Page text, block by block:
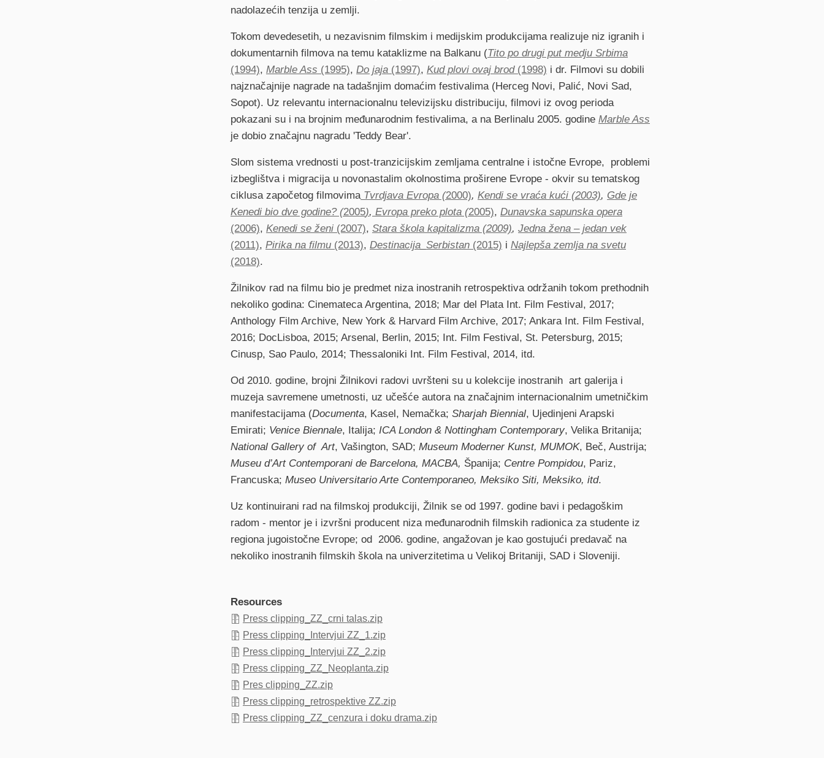
nadolazećih tenzija u zemlji.
Tokom devedesetih, u nezavisnim filmskim i medijskim produkcijama realizuje niz igranih i
dokumentarnih filmova na temu kataklizme na Balkanu (Tito po drugi put medju Srbima
(1994), Marble Ass (1995), Do jaja (1997), Kud plovi ovaj brod (1998) i dr. Filmovi su dobili
najznačajnije nagrade na tadašnjim domaćim festivalima (Herceg Novi, Palić, Novi Sad,
Sopot). Uz relevantu internacionalnu televizijsku distribuciju, filmovi iz ovog perioda
pokazani su i na brojnim međunarodnim festivalima, a na Berlinalu 2005. godine Marble Ass
je dobio značajnu nagradu 'Teddy Bear'.
Slom sistema vrednosti u post-tranzicijskim zemljama centralne i istočne Evrope, problemi
izbeglištva i migracija u novonastalim okolnostima proširene Evrope - okvir su tematskog
ciklusa započetog filmovima Tvrdjava Evropa (2000), Kendi se vraća kući (2003), Gde je
Kenedi bio dve godine? (2005), Evropa preko plota (2005), Dunavska sapunska opera
(2006), Kenedi se ženi (2007), Stara škola kapitalizma (2009), Jedna žena – jedan vek
(2011), Pirika na filmu (2013), Destinacija_Serbistan (2015) i Najlepša zemlja na svetu
(2018).
Žilnikov rad na filmu bio je predmet niza inostranih retrospektiva održanih tokom prethodnih
nekoliko godina: Cinemateca Argentina, 2018; Mar del Plata Int. Film Festival, 2017;
Anthology Film Archive, New York & Harvard Film Archive, 2017; Ankara Int. Film Festival,
2016; DocLisboa, 2015; Arsenal, Berlin, 2015; Int. Film Festival, St. Petersburg, 2015;
Cinusp, Sao Paulo, 2014; Thessaloniki Int. Film Festival, 2014, itd.
Od 2010. godine, brojni Žilnikovi radovi uvršteni su u kolekcije inostranih art galerija i
muzeja savremene umetnosti, uz učešće autora na značajnim internacionalnim umetničkim
manifestacijama (Documenta, Kasel, Nemačka; Sharjah Biennial, Ujedinjeni Arapski
Emirati; Venice Biennale, Italija; ICA London & Nottingham Contemporary, Velika Britanija;
National Gallery of Art, Vašington, SAD; Museum Moderner Kunst, MUMOK, Beč, Austrija;
Museu d’Art Contemporani de Barcelona, MACBA, Španija; Centre Pompidou, Pariz,
Francuska; Museo Universitario Arte Contemporaneo, Meksiko Siti, Meksiko, itd.
Uz kontinuirani rad na filmskoj produkciji, Žilnik se od 1997. godine bavi i pedagoškim
radom - mentor je i izvršni producent niza međunarodnih filmskih radionica za studente iz
regiona jugoistočne Evrope; od 2006. godine, angažovan je kao gostujući predavač na
nekoliko inostranih filmskih škola na univerzitetima u Velikoj Britaniji, SAD i Sloveniji.
Resources
Press clipping_ZZ_crni talas.zip
Press clipping_Intervjui ZZ_1.zip
Press clipping_Intervjui ZZ_2.zip
Press clipping_ZZ_Neoplanta.zip
Pres clipping_ZZ.zip
Press clipping_retrospektive ZZ.zip
Press clipping_ZZ_cenzura i doku drama.zip